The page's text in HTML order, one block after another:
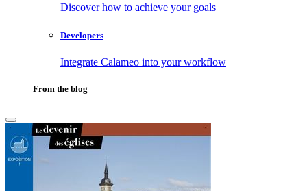
Discover how to achieve your goals
Developers
Integrate Calameo into your workflow
From the blog